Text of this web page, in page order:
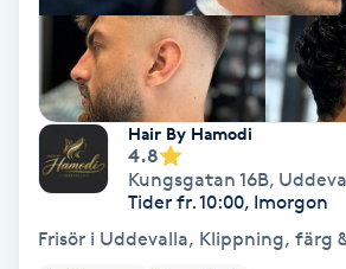
Torrborstning
Triggerpunktsmassage
Trådning
Träning
Hair By Hamodi
4.8
Kungsgatan 16B,
Tider fr. 10:00, Imorgon
Frisör i Uddevalla, Klippning, färg